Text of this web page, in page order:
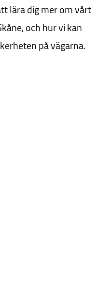
lära dig mer om vårt
och hur vi kan
på vägarna.